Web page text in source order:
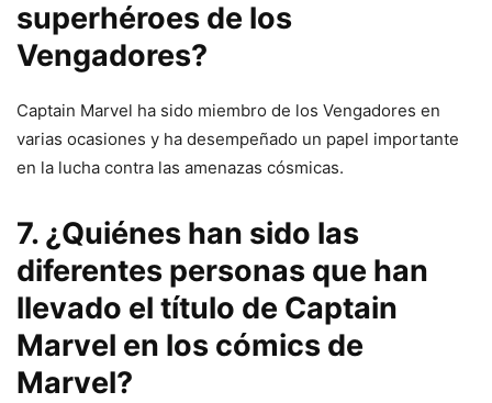
superhéroes de los
Vengadores?
Captain Marvel ha sido miembro de los Vengadores en
varias ocasiones y ha desempeñado un papel importante
en la lucha contra las amenazas cósmicas.
7. ¿Quiénes han sido las
diferentes personas que han
llevado el título de Captain
Marvel en los cómics de
Marvel?